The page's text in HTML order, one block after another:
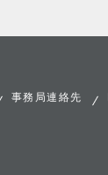
事務局連絡先